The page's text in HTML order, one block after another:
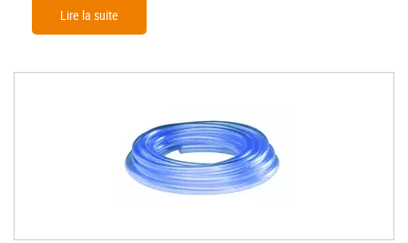
Lire la suite